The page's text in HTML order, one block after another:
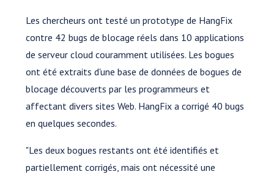
Les chercheurs ont testé un prototype de HangFix
contre 42 bugs de blocage réels dans 10 applications
de serveur cloud couramment utilisées. Les bogues
ont été extraits d'une base de données de bogues de
blocage découverts par les programmeurs et
affectant divers sites Web. HangFix a corrigé 40 bugs
en quelques secondes.
"Les deux bogues restants ont été identifiés et
partiellement corrigés, mais ont nécessité une